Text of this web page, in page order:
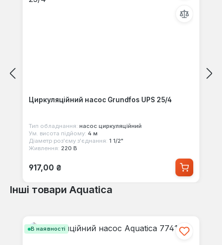
Циркуляційний насос Grundfos UPS 25/4
Тип обладнання: насос циркуляційний
Ум. висота підйому: 4 м
Діаметр роз'єму з'єднання: 1 1/2"
Живлення: 220 В
Звичайна ціна:
917,00 ₴
Інші товари Aquatica
В наявності